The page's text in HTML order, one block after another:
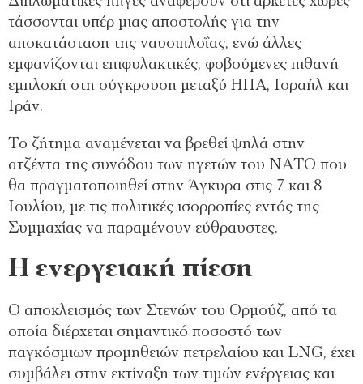
τάσσονται υπέρ μιας αποστολής για την
αποκατάσταση της ναυσιπλοΐας, ενώ άλλες
εμφανίζονται επιφυλακτικές, φοβούμενες πιθανή
εμπλοκή στη σύγκρουση μεταξύ ΗΠΑ, Ισραήλ και
Ιράν.
Το ζήτημα αναμένεται να βρεθεί ψηλά στην
ατζέντα της συνόδου των ηγετών του ΝΑΤΟ που
θα πραγματοποιηθεί στην Άγκυρα στις 7 και 8
Ιουλίου, με τις πολιτικές ισορροπίες εντός της
Συμμαχίας να παραμένουν εύθραυστες.
Η ενεργειακή πίεση
Ο αποκλεισμός των Στενών του Ορμούζ, από τα
οποία διέρχεται σημαντικό ποσοστό των
παγκόσμιων προμηθειών πετρελαίου και LNG, έχει
συμβάλει στην εκτίναξη των τιμών ενέργειας και